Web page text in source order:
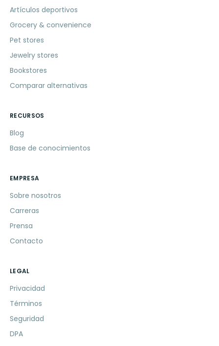
Artículos deportivos
Grocery & convenience
Pet stores
Jewelry stores
Bookstores
Comparar alternativas
RECURSOS
Blog
Base de conocimientos
EMPRESA
Sobre nosotros
Carreras
Prensa
Contacto
LEGAL
Privacidad
Términos
Seguridad
DPA